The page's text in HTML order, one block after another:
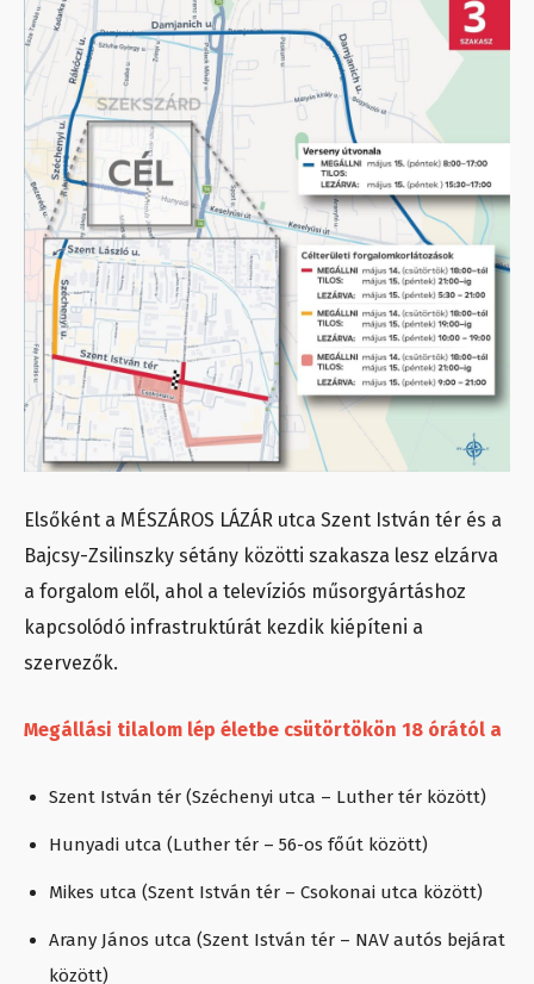
Elsőként a MÉSZÁROS LÁZÁR utca Szent István tér és a
Bajcsy-Zsilinszky sétány közötti szakasza lesz elzárva
a forgalom elől, ahol a televíziós műsorgyártáshoz
kapcsolódó infrastruktúrát kezdik kiépíteni a
szervezők.
Megállási tilalom lép életbe csütörtökön 18 órától a
Szent István tér (Széchenyi utca – Luther tér között)
Hunyadi utca (Luther tér – 56-os főút között)
Mikes utca (Szent István tér – Csokonai utca között)
Arany János utca (Szent István tér – NAV autós bejárat
között)